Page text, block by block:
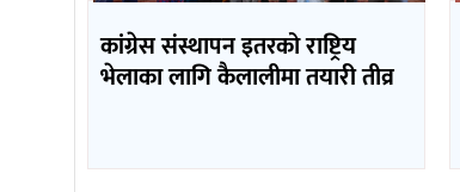
कांग्रेस संस्थापन इतरको राष्ट्रिय
भेलाका लागि कैलालीमा तयारी तीव्र